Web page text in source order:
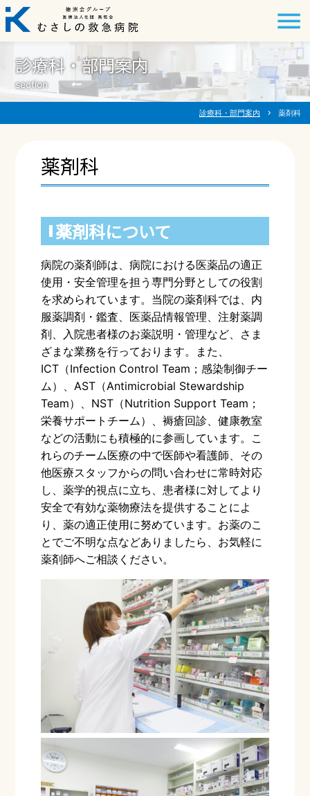
診療科・部門案内
section
診療科・部門案内 chevron_right 薬剤科
薬剤科
薬剤科について
病院の薬剤師は、病院における医薬品の適正
使用・安全管理を担う専門分野としての役割
を求められています。当院の薬剤科では、内
服薬調剤・鑑査、医薬品情報管理、注射薬調
剤、入院患者様のお薬説明・管理など、さま
ざまな業務を行っております。また、
ICT（Infection Control Team ；感染制御チー
ム）、AST（Antimicrobial Stewardship
Team）、 NST（Nutrition Support Team ；
栄養サポートチーム）、褥瘡回診、健康教室
などの活動にも積極的に参画しています。こ
れらのチーム医療の中で医師や看護師、その
他医療スタッフからの問い合わせに常時対応
し、薬学的視点に立ち、患者様に対してより
安全で有効な薬物療法を提供することによ
り、薬の適正使用に努めています。お薬のこ
とでご不明な点などありましたら、お気軽に
薬剤師へご相談ください。